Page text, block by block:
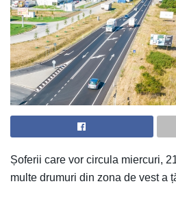
Șoferii care vor circula miercuri,
multe drumuri din zona de vest a